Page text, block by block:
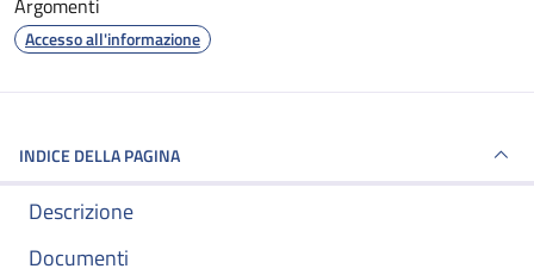
Argomenti
Accesso all'informazione
INDICE DELLA PAGINA
Descrizione
Documenti